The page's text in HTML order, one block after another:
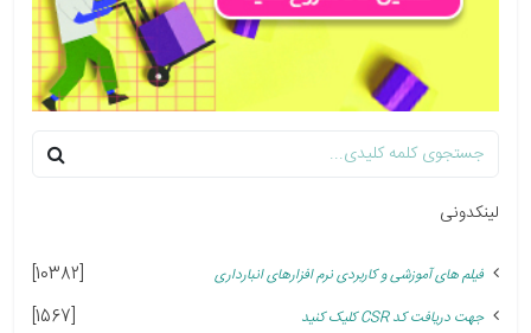
لینکدونی
فیلم های آموزشی و کاربردی نرم افزارهای انبارداری [10382]
جهت دریافت کد CSR کلیک کنید [1567]